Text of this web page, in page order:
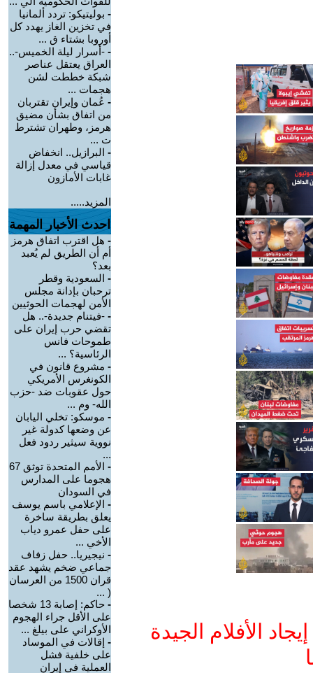
الأفلام الجيدة
- بوليتيكو: تردد ألمانيا
في تخزين الغاز يهدد كل
أوروبا بشتاء ق ...
- -أسرار ليلة الخميس-..
العراق يعتقل عناصر
شبكة خططت لشن
هجمات ...
- عُمان وإيران تقتربان
من اتفاق بشأن مضيق
هرمز، وطهران تشترط
ت ...
- البرازيل.. انخفاض
قياسي في معدل إزالة
غابات الأمازون
المزيد.....
احدث الأخبار المهمة
- هل اقترب اتفاق هرمز
أم أن الطريق لم يُعبد
بعد؟
- السعودية وقطر
ترحبان بإدانة مجلس
الأمن لهجمات الحوثيين
- -فيتنام جديدة-.. هل
تقضي حرب إيران على
طموحات فانس
الرئاسية؟ ...
- مشروع قانون في
الكونغرس الأمريكي
حول عقوبات ضد -حزب
الله- وم ...
- موسكو: تخلي اليابان
عن وضعها كدولة غير
نووية سيثير ردود فعل
...
-
الأمم المتحدة توثق 67
هجوما على المدارس
في السودان
- الإعلامي باسم يوسف
يعلق بطريقة ساخرة
على حفل عمرو دياب
الأخي ...
- نيجيريا.. حفل زفاف
جماعي ضخم يشهد عقد
قران 1500 من العرسان
( ...
-
حاكم: إصابة 13 شخصا
على الأقل جراء الهجوم
الأوكراني على بيلغ ...
- إقالات في الموساد
على خلفية فشل
العملية في إيران